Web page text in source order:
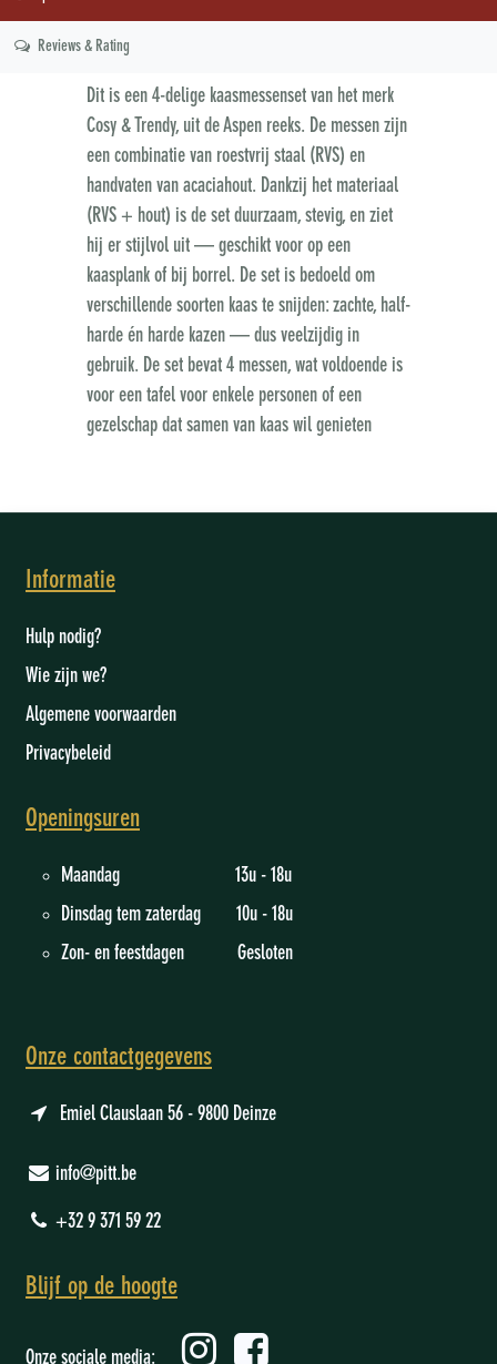
Reviews & Rating
Dit is een 4-delige kaasmessenset van het merk
Cosy & Trendy, uit de Aspen reeks. De messen zijn
een combinatie van roestvrij staal (RVS) en
handvaten van acaciahout. Dankzij het materiaal
(RVS + hout) is de set duurzaam, stevig, en ziet
hij er stijlvol uit — geschikt voor op een
kaasplank of bij borrel. De set is bedoeld om
verschillende soorten kaas te snijden: zachte, half-
harde én harde kazen — dus veelzijdig in
gebruik. De set bevat 4 messen, wat voldoende is
voor een tafel voor enkele personen of een
gezelschap dat samen van kaas wil genieten
Informatie
Hulp nodig?
Wie zijn we?
Algemene voorwaarden
Privacybeleid
Openingsuren
Maandag 13u - 18u
Dinsdag tem zaterdag 10u - 18u
Zon- en feestdagen Gesloten
Onze contactgegevens
Emiel Clauslaan 56 - 9800 Deinze
info@pitt.be
+32 9 371 59 22
Blijf op de hoogte
Onze sociale media: